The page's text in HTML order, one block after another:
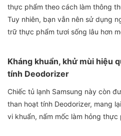
thực phẩm theo cách làm thông
Tuy nhiên, bạn vẫn nên sử dụng
trữ thực phẩm tươi sống lâu hơn
Kháng khuẩn, khử mùi hiệu
tính Deodorizer
Chiếc tủ lạnh Samsung này còn
than hoạt tính Deodorizer, mang
vi khuẩn, nấm mốc làm hỏng